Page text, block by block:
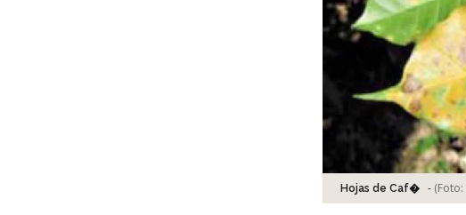
Hojas de Caf� - (Foto: